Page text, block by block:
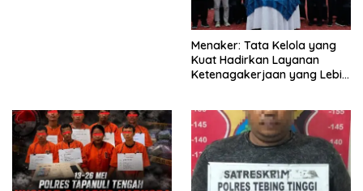
Menaker: Tata Kelola yang
Kuat Hadirkan Layanan
Ketenagakerjaan yang Lebih